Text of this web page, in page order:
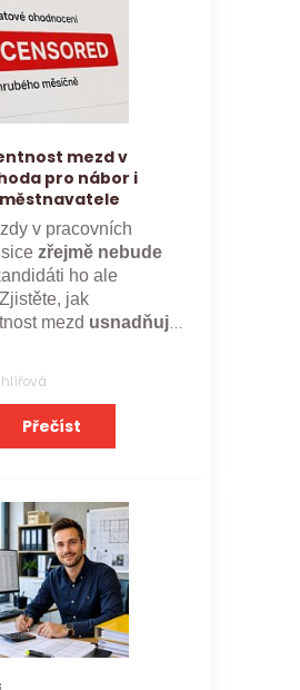
mezd v
pro nábor i
v pracovních
zřejmě nebude
ho ale
jak
mezd usnadňuje
Přečíst